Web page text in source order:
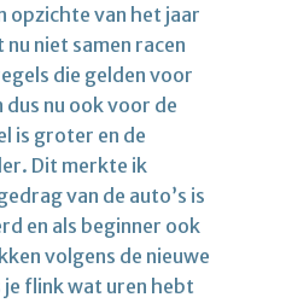
opzichte van het jaar
niet samen racen
die gelden voor
dus nu ook voor de
is groter en de
Dit merkte ik
van de auto’s is
en als beginner ook
volgens de nieuwe
je flink wat uren hebt